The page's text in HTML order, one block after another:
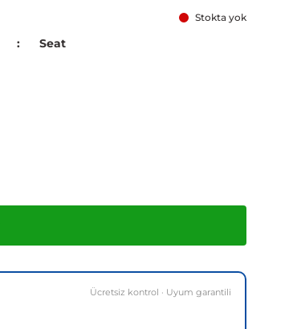
Stokta yok
Seat
Ücretsiz kontrol · Uyum garantili